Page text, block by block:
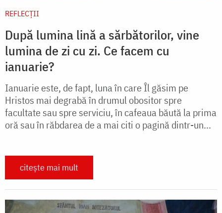
REFLECȚII
După lumina lină a sărbătorilor, vine
lumina de zi cu zi. Ce facem cu
ianuarie?
Ianuarie este, de fapt, luna în care Îl găsim pe
Hristos mai degrabă în drumul obositor spre
facultate sau spre serviciu, în cafeaua băută la prima
oră sau în răbdarea de a mai citi o pagină dintr-un...
citește mai mult